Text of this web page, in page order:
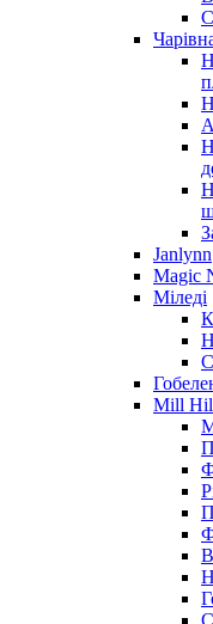
Janlynn
Magic
Міледі
Mill